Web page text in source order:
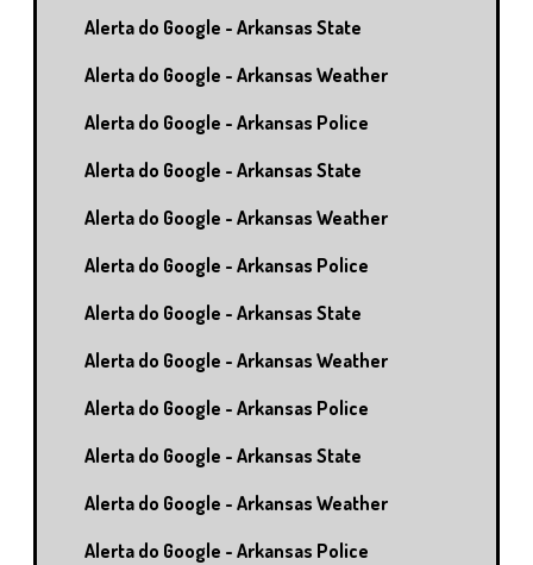
Alerta do Google - Arkansas State
Alerta do Google - Arkansas Weather
Alerta do Google - Arkansas Police
Alerta do Google - Arkansas State
Alerta do Google - Arkansas Weather
Alerta do Google - Arkansas Police
Alerta do Google - Arkansas State
Alerta do Google - Arkansas Weather
Alerta do Google - Arkansas Police
Alerta do Google - Arkansas State
Alerta do Google - Arkansas Weather
Alerta do Google - Arkansas Police